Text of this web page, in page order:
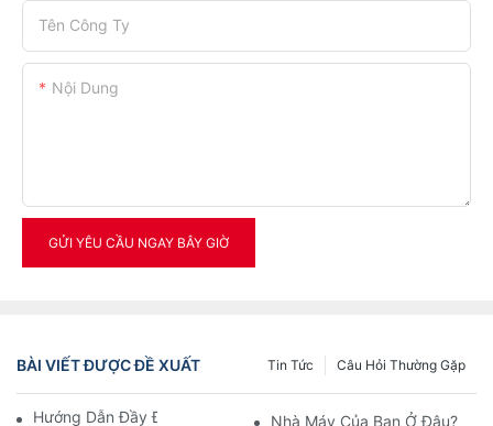
Tên Công Ty
Nội Dung
GỬI YÊU CẦU NGAY BÂY GIỜ
BÀI VIẾT ĐƯỢC ĐỀ XUẤT Câu Hỏi Thường Gặp
Tin Tức
Hướng Dẫn Đầy Đủ Về Máy Thổi PETNhà Máy Của Bạn Ở Đâu?